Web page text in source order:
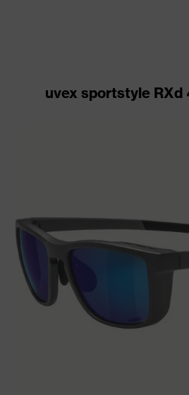
uvex sportstyle